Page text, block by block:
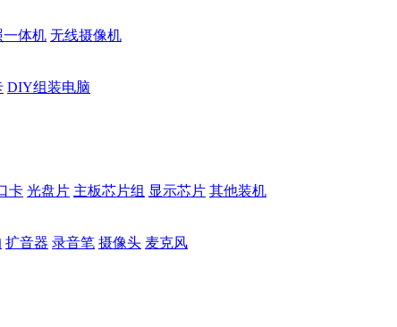
一体机 无线摄像机
DIY组装电脑
卡 光盘片 主板芯片组 显示芯片 其他装机
扩音器 录音笔 摄像头 麦克风